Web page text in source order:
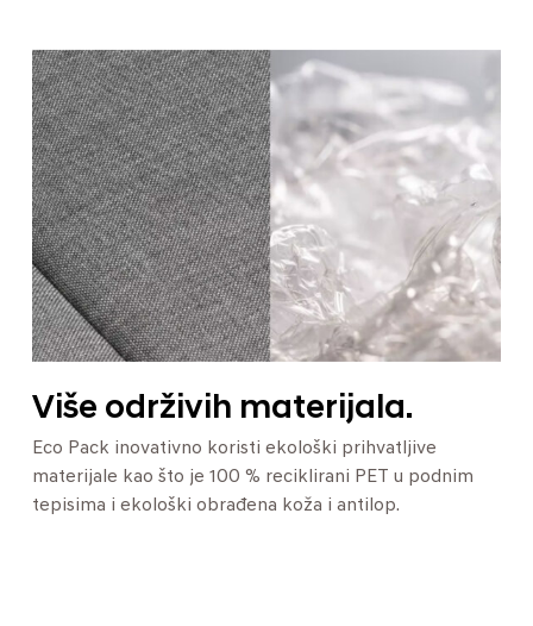
Više održivih materijala.
Eco Pack inovativno koristi ekološki prihvatljive
materijale kao što je 100 % reciklirani PET u podnim
tepisima i ekološki obrađena koža i antilop.